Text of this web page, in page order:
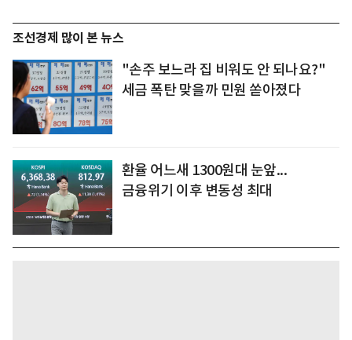
조선경제 많이 본 뉴스
"손주 보느라 집 비워도 안 되나요?"
세금 폭탄 맞을까 민원 쏟아졌다
환율 어느새 1300원대 눈앞...
금융위기 이후 변동성 최대